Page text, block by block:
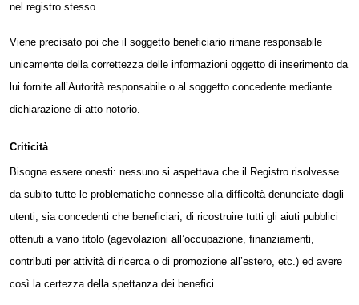
nel registro stesso.
Viene precisato poi che il soggetto beneficiario rimane responsabile
unicamente della correttezza delle informazioni oggetto di inserimento da
lui fornite all’Autorità responsabile o al soggetto concedente mediante
dichiarazione di atto notorio.
Criticità
Bisogna essere onesti: nessuno si aspettava che il Registro risolvesse
da subito tutte le problematiche connesse alla difficoltà denunciate dagli
utenti, sia concedenti che beneficiari, di ricostruire tutti gli aiuti pubblici
ottenuti a vario titolo (agevolazioni all’occupazione, finanziamenti,
contributi per attività di ricerca o di promozione all’estero, etc.) ed avere
così la certezza della spettanza dei benefici.